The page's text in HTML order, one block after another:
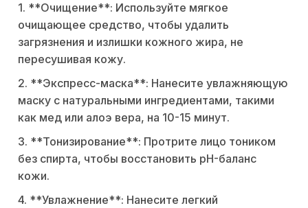
1. **Очищение**: Используйте мягкое
очищающее средство, чтобы удалить
загрязнения и излишки кожного жира, не
пересушивая кожу.
2. **Экспресс-маска**: Нанесите увлажняющую
маску с натуральными ингредиентами, такими
как мед или алоэ вера, на 10-15 минут.
3. **Тонизирование**: Протрите лицо тоником
без спирта, чтобы восстановить pH-баланс
кожи.
4. **Увлажнение**: Нанесите легкий